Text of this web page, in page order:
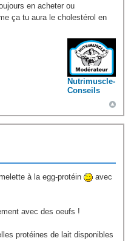
en acheter ou
ça tu aura le cholestérol en
Nutrimuscle-
Conseils
à la egg-protéin
avec
avec des oeufs !
protéines de lait disponibles